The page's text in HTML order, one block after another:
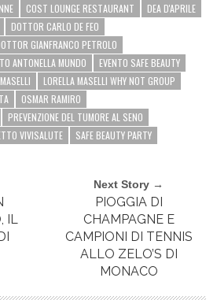
COST LOUNGE RESTAURANT
DEA D'APRILE
DOTTOR CARLO DE FEO
GIANFRANCO PETROLO
ANTONELLA MUNDO
EVENTO SAFE BEAUTY
LORELLA MASELLI WHY NOT GROUP
OSMAR RAMIRO
PREVENZIONE DEL TUMORE AL SENO
VIVISALUTE
SAFE BEAUTY PARTY
IL
Next Story →
PIOGGIA DI
CHAMPAGNE E
CAMPIONI DI TENNIS
ALLO ZELO’S DI
MONACO